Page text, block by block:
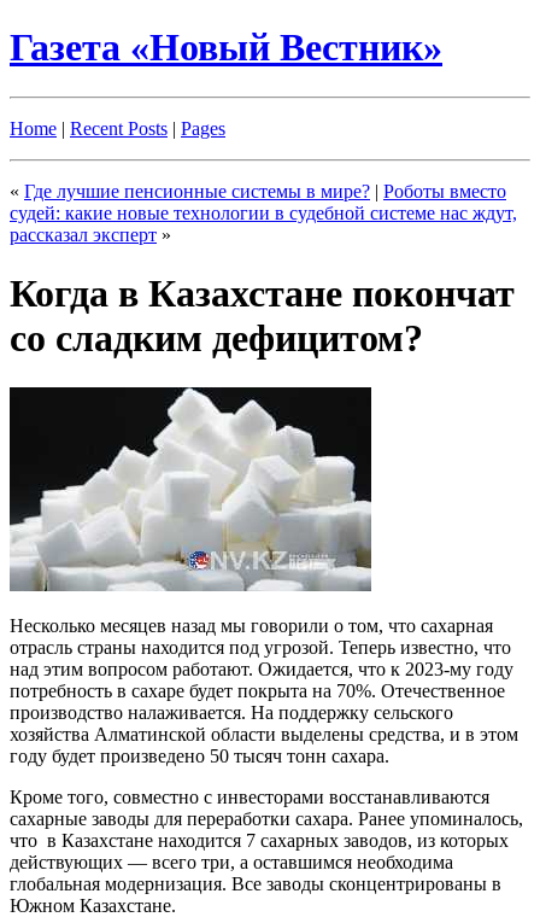
Газета «Новый Вестник»
Home | Recent Posts | Pages
« Где лучшие пенсионные системы в мире? | Роботы вместо
судей: какие новые технологии в судебной системе нас ждут,
рассказал эксперт »
Когда в Казахстане покончат
со сладким дефицитом?
Несколько месяцев назад мы говорили о том, что сахарная
отрасль страны находится под угрозой. Теперь известно, что
над этим вопросом работают. Ожидается, что к 2023-му году
потребность в сахаре будет покрыта на 70%. Отечественное
производство налаживается. На поддержку сельского
хозяйства Алматинской области выделены средства, и в этом
году будет произведено 50 тысяч тонн сахара.
Кроме того, совместно с инвесторами восстанавливаются
сахарные заводы для переработки сахара. Ранее упоминалось,
что в Казахстане находится 7 сахарных заводов, из которых
действующих — всего три, а оставшимся необходима
глобальная модернизация. Все заводы сконцентрированы в
Южном Казахстане.